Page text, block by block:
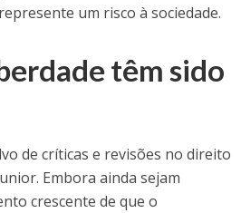
um risco à sociedade.
têm sido
de críticas e revisões no direito
Embora ainda sejam
crescente de que o